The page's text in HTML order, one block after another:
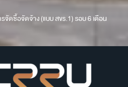
จัดซื้อจัดจ้าง (แบบ สขร.1) รอบ 6 เดือน